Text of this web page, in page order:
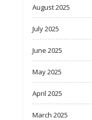
August 2025
July 2025
June 2025
May 2025
April 2025
March 2025